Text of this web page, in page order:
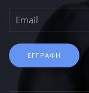
ΕΓΓΡΑΦΗ